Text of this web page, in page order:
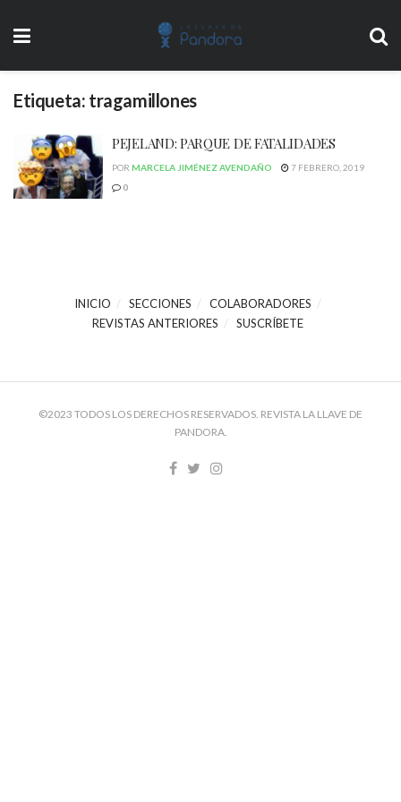
Etiqueta: tragamillones
PEJELAND: PARQUE DE FATALIDADES
POR MARCELA JIMÉNEZ AVENDAÑO
7 FEBRERO, 2019
0
INICIO SECCIONES
COLABORADORES
REVISTAS ANTERIORES
SUSCRÍBETE
©2023 TODOS LOS DERECHOS RESERVADOS. REVISTA LA LLAVE DE
PANDORA.